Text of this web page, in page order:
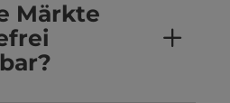
Märkte